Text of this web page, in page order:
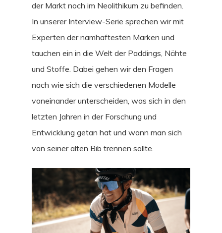
der Markt noch im Neolithikum zu befinden.
In unserer Interview-Serie sprechen wir mit
Experten der namhaftesten Marken und
tauchen ein in die Welt der Paddings, Nähte
und Stoffe. Dabei gehen wir den Fragen
nach wie sich die verschiedenen Modelle
voneinander unterscheiden, was sich in den
letzten Jahren in der Forschung und
Entwicklung getan hat und wann man sich
von seiner alten Bib trennen sollte.